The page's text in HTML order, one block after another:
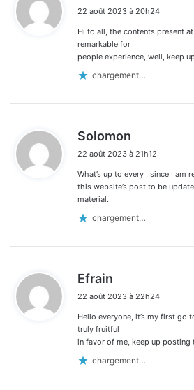
t
:
22 août 2023 à 20h24
Hi to all, the contents present
remarkable for
people experience, well, keep
chargement…
Solomon
t
:
22 août 2023 à 21h12
What’s up to every , since I am
this website’s post to be
material.
chargement…
Efrain
t
:
22 août 2023 à 22h24
Hello everyone, it’s my first go
truly fruitful
in favor of me, keep up posting
chargement…